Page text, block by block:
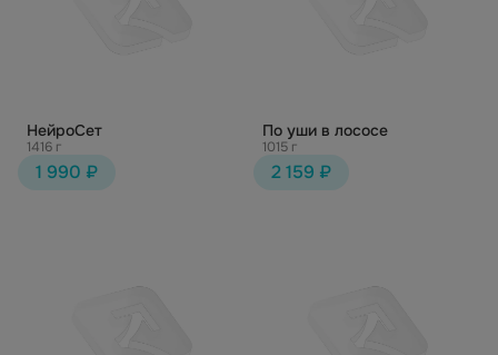
НейроСет
1416 г
1 990 ₽
По уши в лососе
1015 г
2 159 ₽